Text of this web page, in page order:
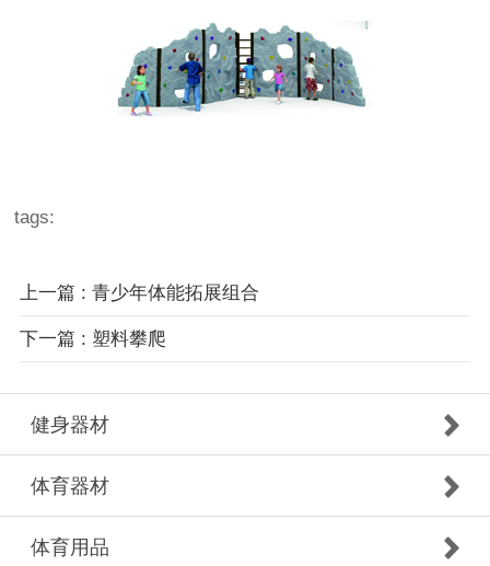
tags:
上一篇 : 青少年体能拓展组合
下一篇 : 塑料攀爬
健身器材
体育器材
体育用品